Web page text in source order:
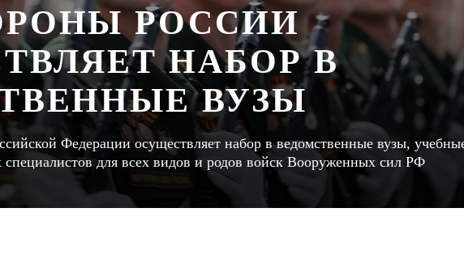
РОССИИ
НАБОР В
ВУЗЫ
Федерации осуществляет набор в ведомственные вузы,
специалистов для всех видов и родов войск Вооруженных сил РФ